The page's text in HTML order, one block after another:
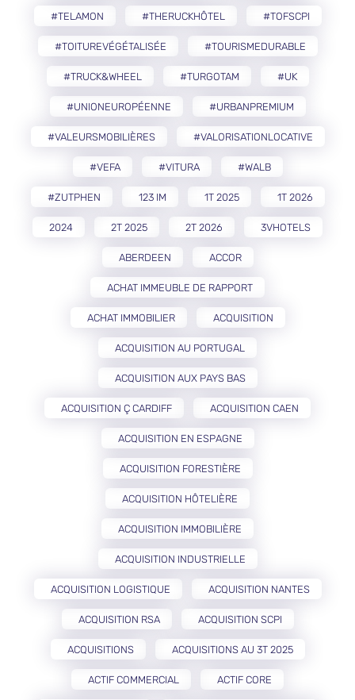
#TELAMON #THERUCKHÔTEL #TOFSCPI
#TOITUREVÉGÉTALISÉE #TOURISMEDURABLE
#TRUCK&WHEEL #TURGOTAM #UK
#UNIONEUROPÉENNE #URBANPREMIUM
#VALEURSMOBILIÈRES #VALORISATIONLOCATIVE
#VEFA #VITURA #WALB
#ZUTPHEN 123 IM 1T 2025 1T 2026
2024 2T 2025 2T 2026 3VHOTELS
ABERDEEN ACCOR
ACHAT IMMEUBLE DE RAPPORT
ACHAT IMMOBILIER ACQUISITION
ACQUISITION AU PORTUGAL
ACQUISITION AUX PAYS BAS
ACQUISITION Ç CARDIFF ACQUISITION CAEN
ACQUISITION EN ESPAGNE
ACQUISITION FORESTIÈRE
ACQUISITION HÔTELIÈRE
ACQUISITION IMMOBILIÈRE
ACQUISITION INDUSTRIELLE
ACQUISITION LOGISTIQUE ACQUISITION NANTES
ACQUISITION RSA ACQUISITION SCPI
ACQUISITIONS ACQUISITIONS AU 3T 2025
ACTIF COMMERCIAL ACTIF CORE